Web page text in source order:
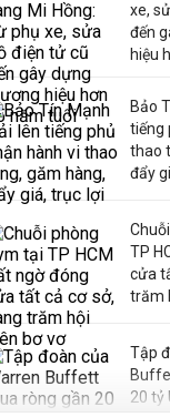
xe,
đến
hiệu
Bảo
tiếng
thao
đẩy
TP
cửa
trăm
Tập
20 tỷ